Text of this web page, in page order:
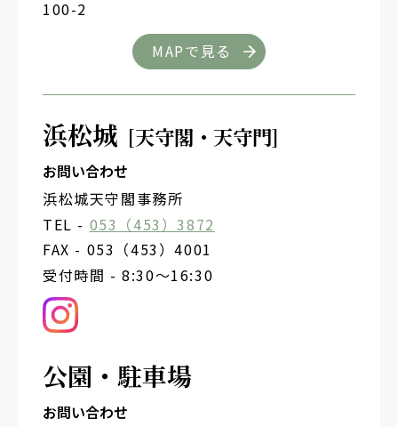
100-2
MAPで見る
浜松城 [天守閣・天守門]
お問い合わせ
浜松城天守閣事務所
TEL - 053（453）3872
FAX - 053（453）4001
受付時間 - 8:30～16:30
公園・駐車場
お問い合わせ